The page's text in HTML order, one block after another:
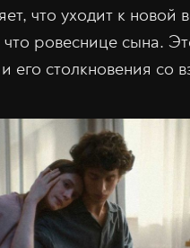
что уходит к
что ровеснице сына.
его столкновения со